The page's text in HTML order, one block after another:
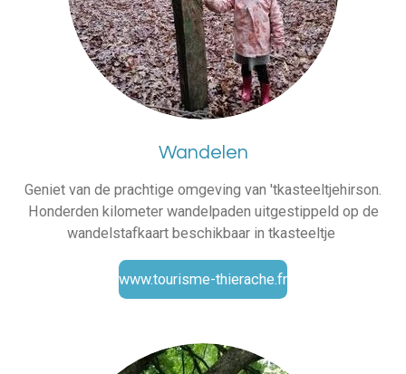
Wandelen
Geniet van de prachtige omgeving van 'tkasteeltjehirson.
Honderden kilometer wandelpaden uitgestippeld op de
wandelstafkaart beschikbaar in tkasteeltje
www.tourisme-thierache.fr